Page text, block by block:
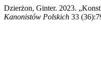
Dzierżon, Ginter. 2023.
Kanonistów Polskich 33